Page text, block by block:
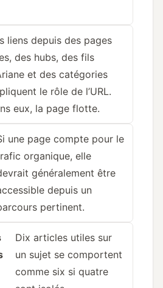
liens depuis des pages
des hubs, des fils
et des catégories
le rôle de l’URL.
eux, la page flotte.
une page compte pour le
organique, elle
généralement être
depuis un
pertinent.
Dix articles utiles sur
un sujet se comportent
comme six si quatre